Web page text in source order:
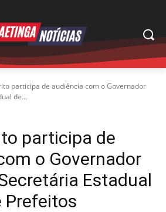
participa de audiência com o Governador
de...
participa de
o Governador
Estadual
Prefeitos